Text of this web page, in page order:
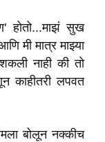
होतो...माझं सुख
मी मात्र माझ्या
नाही की तो
काहीतरी लपवत
बोलून नक्कीच